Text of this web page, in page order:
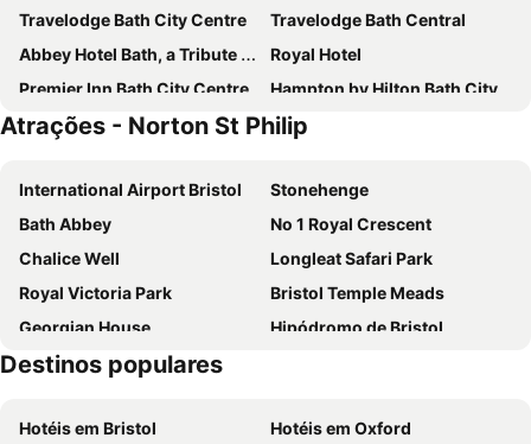
Travelodge Bath City Centre
Travelodge Bath Central
Abbey Hotel Bath, a Tribute Portfolio Hotel
Royal Hotel
Premier Inn Bath City Centre
Hampton by Hilton Bath City
The Roseate Villa Bath
The Old Mill Hotel
Hotel Indigo Bath By Ihg
Apex City of Bath Hotel
DoubleTree by Hilton Bath
Bailbrook House Hotel
Best Western Limpley Stoke Hotel
Eight
The Griffin Inn
Lucknam Park, Emblems Collection
Glenade
The Gainsborough Bath Spa
No 15 by GuestHouse, Bath
Premier Inn Trowbridge
Macdonald Bath Spa Hotel
Atrações - Norton St Philip
International Airport Bristol
Stonehenge
Bath Abbey
No 1 Royal Crescent
Chalice Well
Longleat Safari Park
Royal Victoria Park
Bristol Temple Meads
Georgian House
Hipódromo de Bristol
Clifton Suspension Bridge
Bath in Fashion
The Royal Bath & West Show
Destinos populares
Hotéis em Bristol
Hotéis em Oxford